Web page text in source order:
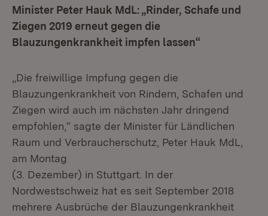
Minister Peter Hauk MdL: „Rinder, Schafe und
Ziegen 2019 erneut gegen die
Blauzungenkrankheit impfen lassen“
„Die freiwillige Impfung gegen die
Blauzungenkrankheit von Rindern, Schafen und
Ziegen wird auch im nächsten Jahr dringend
empfohlen,“ sagte der Minister für Ländlichen
Raum und Verbraucherschutz, Peter Hauk MdL,
am Montag
(3. Dezember) in Stuttgart. In der
Nordwestschweiz hat es seit September 2018
mehrere Ausbrüche der Blauzungenkrankheit